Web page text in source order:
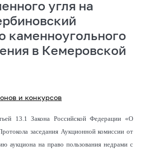
угля на
каменноугольного
в Кемеровской
и конкурсов
13.1 Закона Российской Федерации «О
заседания Аукционной комиссии от
аукциона на право пользования недрами с